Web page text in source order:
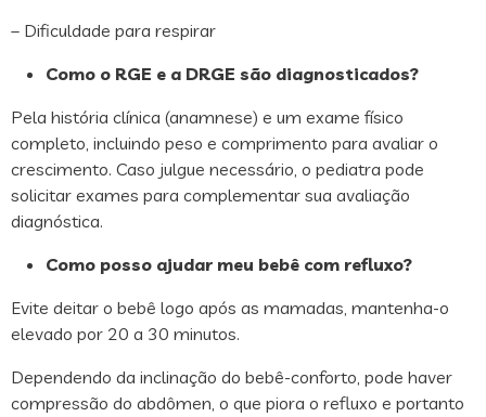
– Dificuldade para respirar
Como o RGE e a DRGE são diagnosticados?
Pela história clínica (anamnese) e um exame físico
completo, incluindo peso e comprimento para avaliar o
crescimento. Caso julgue necessário, o pediatra pode
solicitar exames para complementar sua avaliação
diagnóstica.
Como posso ajudar meu bebê com refluxo?
Evite deitar o bebê logo após as mamadas, mantenha-o
elevado por 20 a 30 minutos.
Dependendo da inclinação do bebê-conforto, pode haver
compressão do abdômen, o que piora o refluxo e portanto